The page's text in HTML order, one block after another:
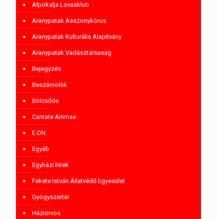
Alpokalja Lovasklub
Aranypatak Asszonykórus
Aranypatak Kulturális Alapítvány
Aranypatak Vadásztársaság
Bejegyzés
Beszámolók
Bölcsőde
Cantate Animae
E.ON
Egyéb
Egyházi hírek
Fekete István Állatvédő Egyesület
Gyógyszertár
Háziorvos